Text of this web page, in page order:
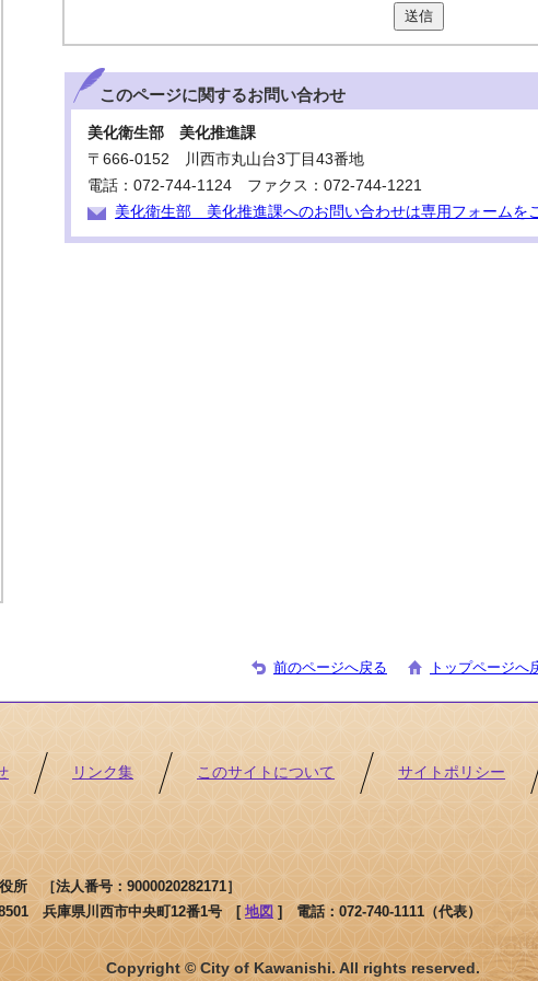
送信
このページに関するお問い合わせ
美化衛生部 美化推進課
〒666-0152 川西市丸山台3丁目43番地
電話：072-744-1124 ファクス：072-744-1221
美化衛生部 美化推進課へのお問い合わせは専用フォームを
前のページへ戻る トップページへ
リンク集 このサイトについて サイトポリシー
所 ［法人番号：9000020282171］
兵庫県川西市中央町12番1号 [地図 ]電話：072-740-1111（代表）
Copyright © City of Kawanishi. All rights reserved.